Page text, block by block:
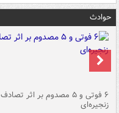
حوادث
۶ فوتی و ۵ مصدوم بر اثر تصادف
زنجیره‌ای